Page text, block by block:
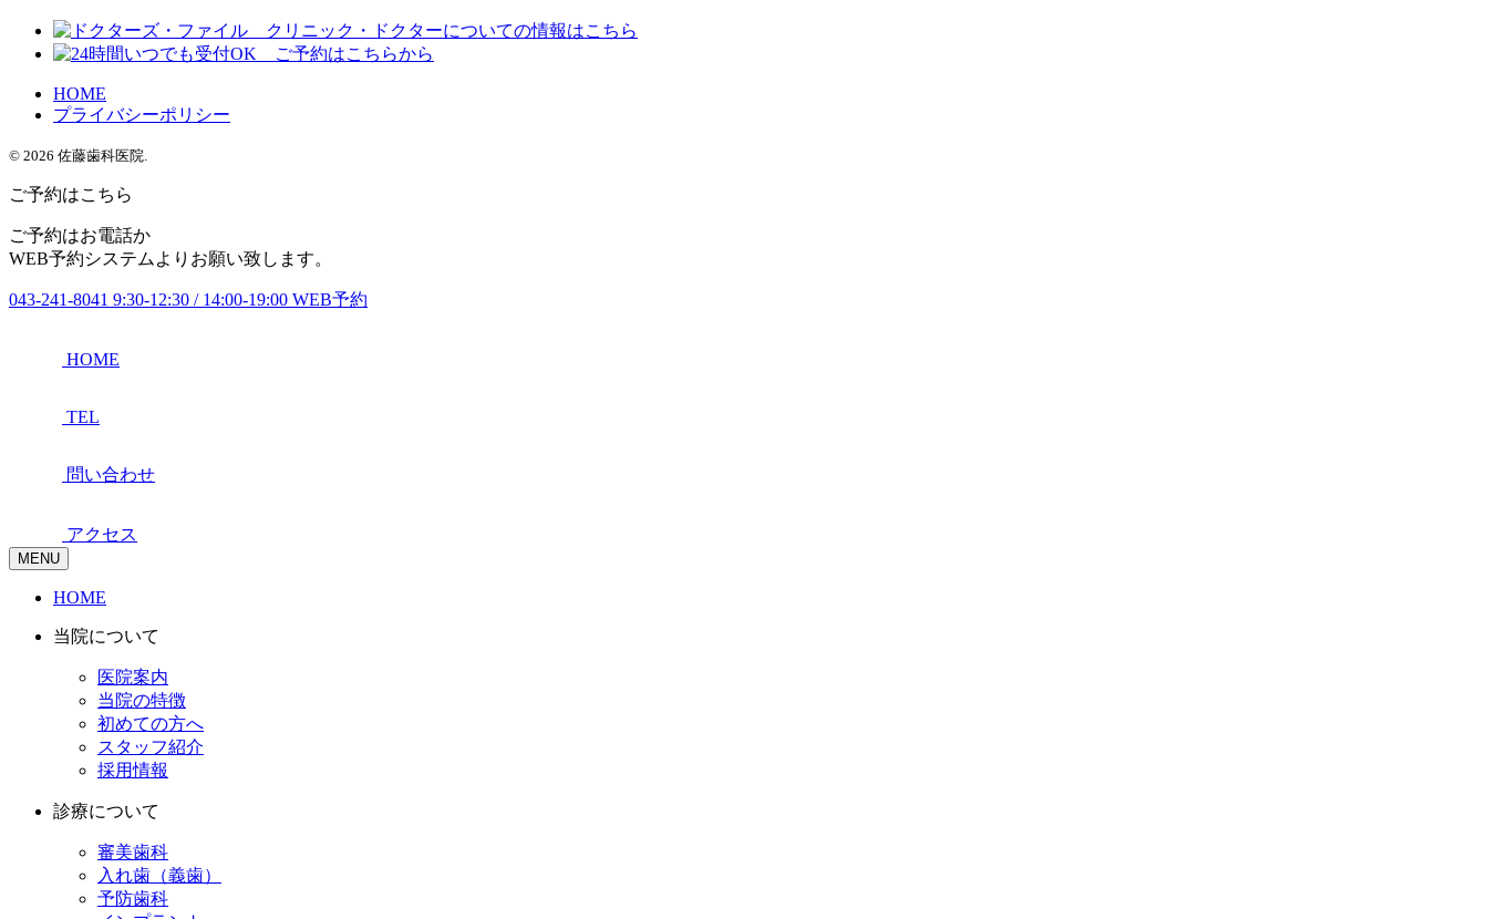
HOME
プライバシーポリシー
© 2026 佐藤歯科医院.
ご予約はこちら
ご予約はお電話か
WEB予約システムよりお願い致します。
043-241-8041 9:30-12:30 / 14:00-19:00 WEB予約
HOME
TEL
問い合わせ
アクセス
MENU
HOME
当院について
医院案内
当院の特徴
初めての方へ
スタッフ紹介
採用情報
診療について
審美歯科
入れ歯（義歯）
予防歯科